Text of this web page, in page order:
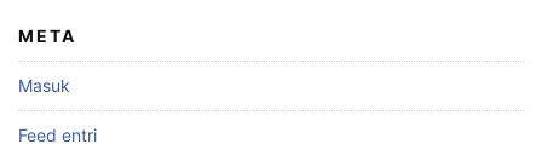
META
Masuk
Feed entri